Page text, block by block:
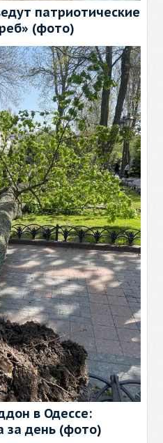
патриотические
(фото)
в Одессе:
за день (фото)